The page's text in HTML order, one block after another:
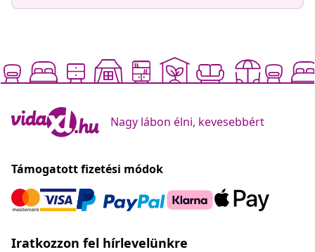
Nagy lábon élni, kevesebbért
Támogatott fizetési módok
Iratkozzon fel hírlevelünkre